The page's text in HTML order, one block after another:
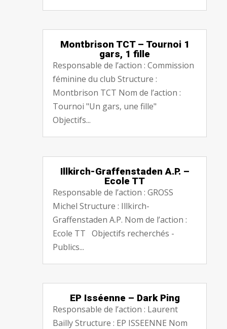
Montbrison TCT – Tournoi 1
gars, 1 fille
Responsable de l’action : Commission
féminine du club Structure :
Montbrison TCT Nom de l’action :
Tournoi "Un gars, une fille"
Objectifs...
Illkirch-Graffenstaden A.P. –
Ecole TT
Responsable de l’action : GROSS
Michel Structure : Illkirch-
Graffenstaden A.P. Nom de l’action :
Ecole TT Objectifs recherchés -
Publics...
EP Isséenne – Dark Ping
Responsable de l’action : Laurent
Bailly Structure : EP ISSEENNE Nom